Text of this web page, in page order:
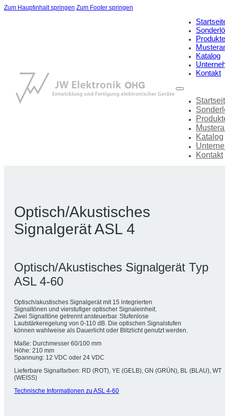
Zum Hauptinhalt springen Zum Footer springen
Produkte
Katalog
Kontakt
Katalog
Kontakt
Optisch/Akustisches
Signalgerät ASL 4
Optisch/Akustisches Signalgerät Typ
ASL 4-60
Optisch/akustisches Signalgerät mit 15 integrierten
Signaltönen und vierstufiger optischer Signaleinheit.
Zwei Signaltöne getrennt ansteuerbar. Stufenlose
Lautstärkeregelung von 0-110 dB. Die optischen Signalstufen
können wahlweise als Dauerlicht oder Blitzlicht genutzt werden.
Maße: Durchmesser 60/100 mm
Höhe: 210 mm
Spannung: 12 VDC oder 24 VDC
Lieferbare Signalfarben: RD (ROT), YE (GELB), GN (GRÜN), BL (BLAU), WT
(WEISS)
Technische Informationen zu ASL 4-60